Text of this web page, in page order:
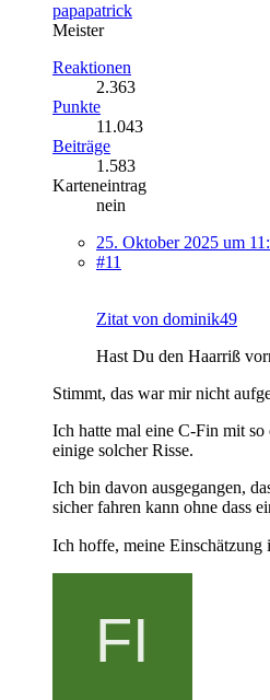
papapatrick
Meister
Reaktionen
2.363
Punkte
11.043
Beiträge
1.583
Karteneintrag
nein
25. Oktober 2025 um
#11
Zitat von dominik49
Hast Du den Haarriß
Stimmt, das war mir nicht
Ich hatte mal eine C-Fin mit so
einige solcher Risse.
Ich bin davon ausgegangen,
sicher fahren kann ohne dass
Ich hoffe, meine Einschätzung